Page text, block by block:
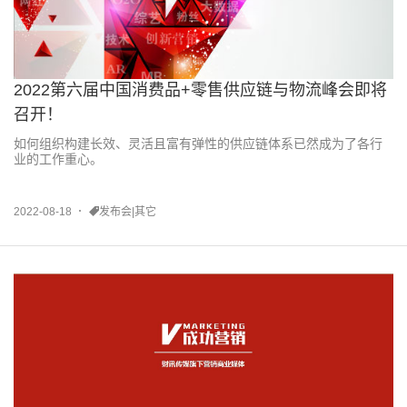
2022第六届中国消费品+零售供应链与物流峰会即将
召开！
如何组织构建长效、灵活且富有弹性的供应链体系已然成为了各行
业的工作重心。
2022-08-18 发布会|其它